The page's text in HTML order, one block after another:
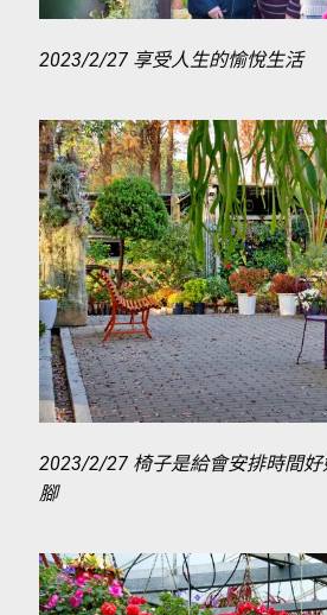
2023/2/27 享受人生的愉悅生活
2023/2/27 椅子是給會安排時間
腳